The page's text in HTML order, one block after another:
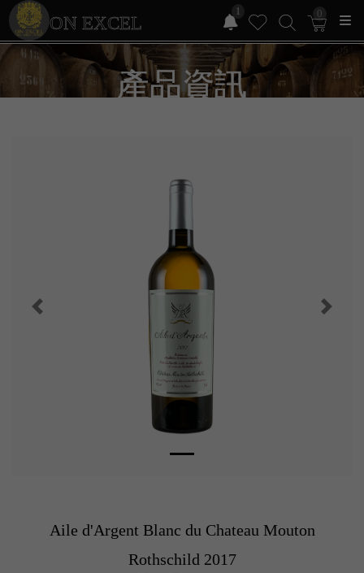
ON EXCEL
1 0
產品資訊
Aile d'Argent Blanc du Chateau Mouton
Rothschild 2017